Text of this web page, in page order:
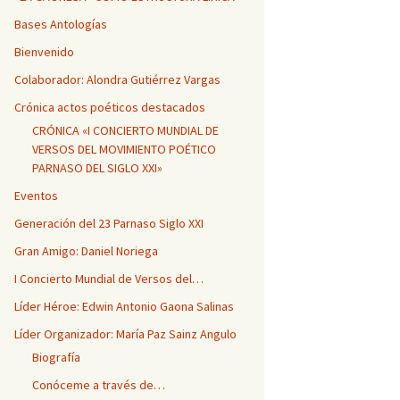
Bases Antologías
Bienvenido
Colaborador: Alondra Gutiérrez Vargas
Crónica actos poéticos destacados
CRÓNICA «I CONCIERTO MUNDIAL DE
VERSOS DEL MOVIMIENTO POÉTICO
PARNASO DEL SIGLO XXI»
Eventos
Generación del 23 Parnaso Siglo XXI
Gran Amigo: Daniel Noriega
I Concierto Mundial de Versos del…
Líder Héroe: Edwin Antonio Gaona Salinas
Líder Organizador: María Paz Sainz Angulo
Biografía
Conóceme a través de…